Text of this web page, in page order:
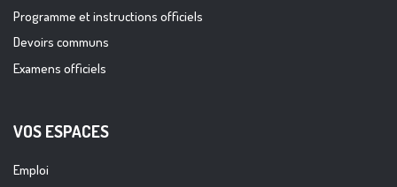
Programme et instructions officiels
Devoirs communs
Examens officiels
VOS ESPACES
Emploi